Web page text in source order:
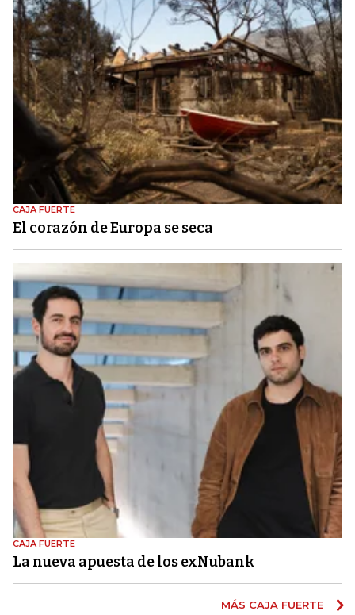
CAJA FUERTE
El corazón de Europa se seca
CAJA FUERTE
La nueva apuesta de los exNubank
MÁS CAJA FUERTE